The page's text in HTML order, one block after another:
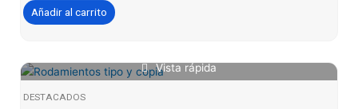
Añadir al carrito
Vista rápida
DESTACADOS